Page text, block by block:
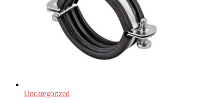
Uncategorized